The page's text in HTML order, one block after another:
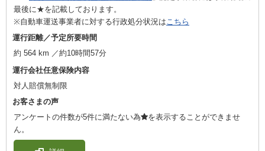
最後に★を記載しております。
※自動車運送事業者に対する行政処分状況はこちら
運行距離／予定所要時間
約 564 km ／約10時間57分
運行会社任意保険内容
対人賠償無制限
お客さまの声
アンケートの件数が5件に満たない為
を表示することができませ
ん。